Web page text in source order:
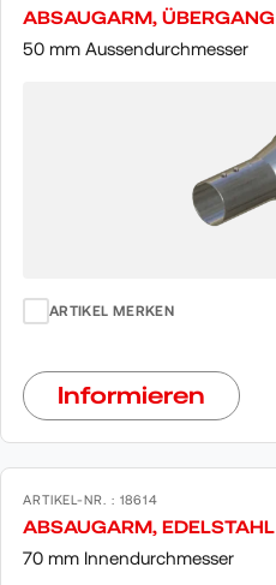
ABSAUGARM, ÜBERGANG
50 mm Aussendurchmesser
ARTIKEL MERKEN
Informieren
ARTIKEL-NR. : 18614
ABSAUGARM, EDELSTAHL
70 mm Innendurchmesser